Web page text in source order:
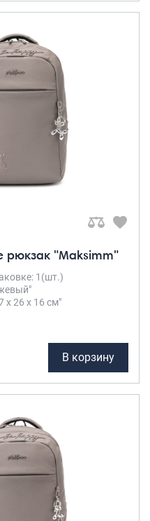
рюкзак "Maksimm"
1(шт.)
х 26 х 16 см"
В корзину